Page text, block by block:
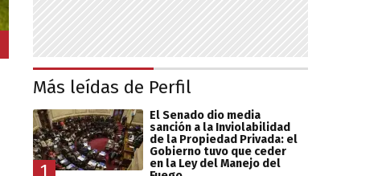
Más leídas de Perfil
1
El Senado dio media
sanción a la Inviolabilidad
de la Propiedad Privada: el
Gobierno tuvo que ceder
en la Ley del Manejo del